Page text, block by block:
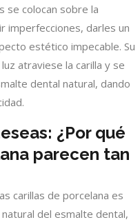
se colocan sobre la
imperfecciones, darles un
estético impecable. Su
atraviese la carilla y se
dental natural, dando
¿Por qué
parecen tan
carillas de porcelana es
del esmalte dental,